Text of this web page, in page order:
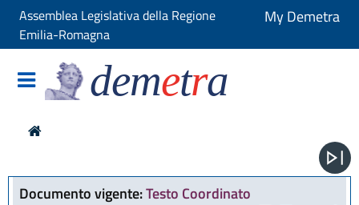
Assemblea Legislativa della Regione
Emilia-Romagna
My Demetra
demetra
Documento vigente:Testo Coordinato